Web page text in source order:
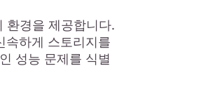
환경을 제공합니다.
속하게 스토리지를
성능 문제를 식별